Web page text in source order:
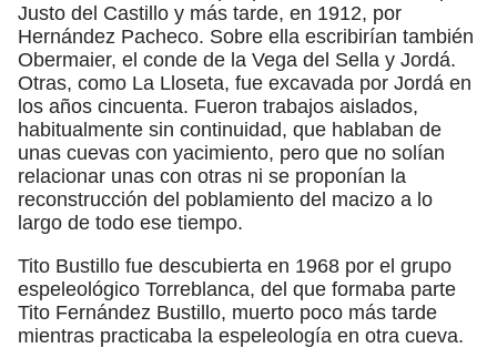
Justo del Castillo y más tarde, en 1912, por
Hernández Pacheco. Sobre ella escribirían también
Obermaier, el conde de la Vega del Sella y Jordá.
Otras, como La Lloseta, fue excavada por Jordá en
los años cincuenta. Fueron trabajos aislados,
habitualmente sin continuidad, que hablaban de
unas cuevas con yacimiento, pero que no solían
relacionar unas con otras ni se proponían la
reconstrucción del poblamiento del macizo a lo
largo de todo ese tiempo.
Tito Bustillo fue descubierta en 1968 por el grupo
espeleológico Torreblanca, del que formaba parte
Tito Fernández Bustillo, muerto poco más tarde
mientras practicaba la espeleología en otra cueva.